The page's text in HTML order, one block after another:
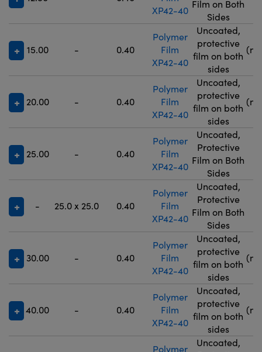
XP42-40
Film on Both
Sides
15.00 - 0.40
Polymer
Film
XP42-40
Uncoated,
protective
film on both
sides
20.00 - 0.40
Polymer
Film
XP42-40
Uncoated,
protective
film on both
sides
25.00 - 0.40
Polymer
Film
XP42-40
Uncoated,
Protective
Film on Both
Sides
- 25.0 x 25.0 0.40
Polymer
Film
XP42-40
Uncoated,
Protective
Film on Both
Sides
30.00 - 0.40
Polymer
Film
XP42-40
Uncoated,
protective
film on both
sides
40.00 - 0.40
Polymer
Film
XP42-40
Uncoated,
protective
film on both
sides
Polymer
Uncoated,